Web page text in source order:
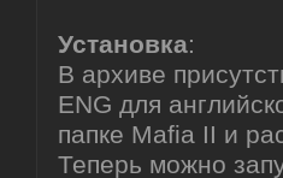
Установка:
В архиве
ENG для
папке Mafia II и
Теперь можно